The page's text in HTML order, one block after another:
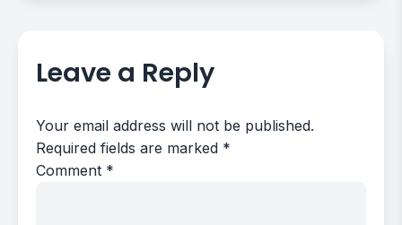
Leave a Reply
Your email address will not be published.
Required fields are marked *
Comment *